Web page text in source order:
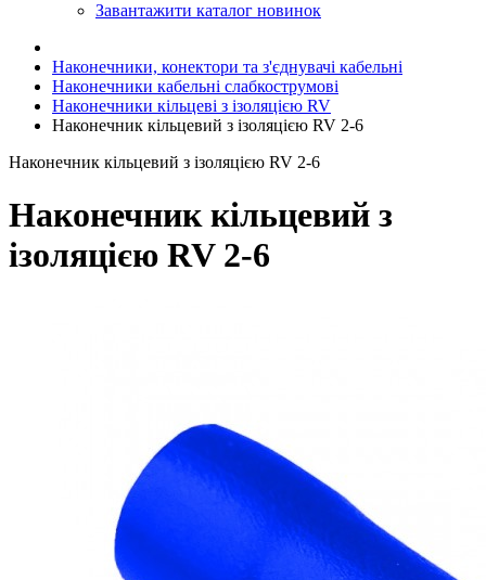
Завантажити каталог новинок
Наконечники, конектори та з'єднувачі кабельні
Наконечники кабельні слабкострумові
Наконечники кільцеві з ізоляцією RV
Наконечник кільцевий з ізоляцією RV 2-6
Наконечник кільцевий з ізоляцією RV 2-6
Наконечник кільцевий з
ізоляцією RV 2-6